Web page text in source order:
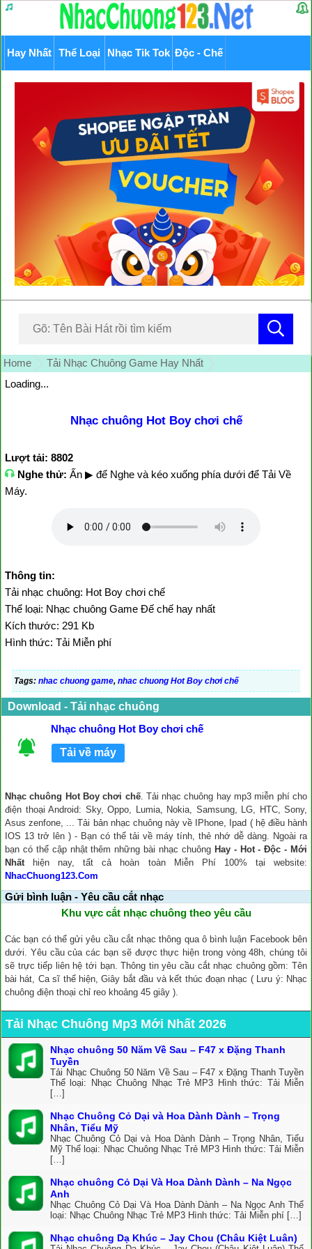
Hay Nhất Thể Loại Nhạc Tik Tok Độc - Chế
Home
Tải Nhạc Chuông Game Hay Nhất
Loading...
Nhạc chuông Hot Boy chơi chế
Lượt tải: 8802
Nghe thử: Ấn ▶ để Nghe và kéo xuống phía dưới để Tải Về
Máy.
Thông tin:
Tải nhạc chuông: Hot Boy chơi chế
Thể loại: Nhạc chuông Game Đế chế hay nhất
Kích thước: 291 Kb
Hình thức: Tải Miễn phí
Tags: nhac chuong game, nhac chuong Hot Boy chơi chế
Download - Tải nhạc chuông
Nhạc chuông Hot Boy chơi chế
Tải về máy
Nhạc chuông Hot Boy chơi chế. Tải nhạc chuông hay mp3 miễn phí cho
điện thoại Android: Sky, Oppo, Lumia, Nokia, Samsung, LG, HTC, Sony,
Asus zenfone, ... Tải bản nhạc chuông này về IPhone, Ipad ( hệ điều hành
IOS 13 trở lên ) - Bạn có thể tải về máy tính, thẻ nhớ dễ dàng. Ngoài ra
bạn có thể cập nhật thêm những bài nhạc chuông Hay - Hot - Độc - Mới
Nhấthiện nay, tất cả hoàn toàn Miễn Phí 100% tại website:
NhacChuong123.Com
Gửi bình luận - Yêu cầu cắt nhạc
Khu vực cắt nhạc chuông theo yêu cầu
Các bạn có thể gửi yêu cầu cắt nhạc thông qua ô bình luận Facebook bên
dưới. Yêu cầu của các bạn sẽ được thực hiện trong vòng 48h, chúng tôi
sẽ trực tiếp liên hệ tới bạn. Thông tin yêu cầu cắt nhạc chuông gồm: Tên
bài hát, Ca sĩ thể hiện, Giây bắt đầu và kết thúc đoạn nhạc ( Lưu ý: Nhạc
chuông điện thoại chỉ reo khoảng 45 giây ).
Tải Nhạc Chuông Mp3 Mới Nhất 2026
Nhạc chuông 50 Năm Về Sau – F47 x Đặng Thanh
Tuyền
Tải Nhạc Chuông 50 Năm Về Sau – F47 x Đặng Thanh Tuyền
Thể loại: Nhạc Chuông Nhạc Trẻ MP3 Hình thức: Tải Miễn
[…]
Nhạc Chuông Cỏ Dại và Hoa Dành Dành – Trọng
Nhân, Tiểu Mỹ
Nhạc Chuông Cỏ Dại và Hoa Dành Dành – Trọng Nhân, Tiểu
Mỹ Thể loại: Nhạc Chuông Nhạc Trẻ MP3 Hình thức: Tải Miễn
[…]
Nhạc chuông Cỏ Dại Và Hoa Dành Dành – Na Ngọc
Anh
Nhạc Chuông Cỏ Dại Và Hoa Dành Dành – Na Ngọc Anh Thể
loại: Nhạc Chuông Nhạc Trẻ MP3 Hình thức: Tải Miễn phí […]
Nhạc chuông Dạ Khúc – Jay Chou (Châu Kiệt Luân)